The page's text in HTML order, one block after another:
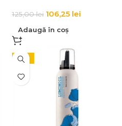
125,00lei 106,25 lei
Adaugă în coș
-15%